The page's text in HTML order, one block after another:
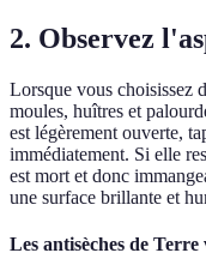
2. Observez
Lorsque vous choisissez
moules, huîtres et
est légèrement ouverte,
immédiatement. Si elle
est mort et donc
une surface brillante et
Les antisèches de